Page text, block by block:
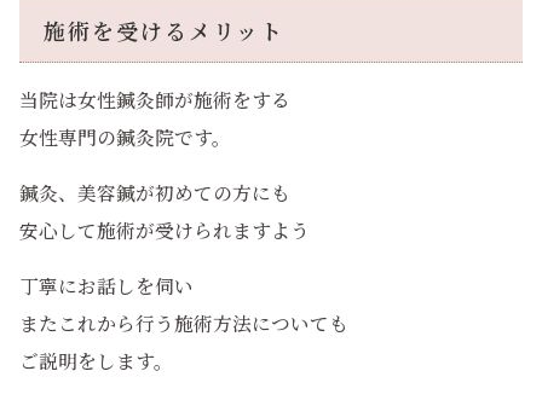
施術を受けるメリット
当院は女性鍼灸師が施術をする
女性専門の鍼灸院です。
鍼灸、美容鍼が初めての方にも
安心して施術が受けられますよう
丁寧にお話しを伺い
またこれから行う施術方法についても
ご説明をします。